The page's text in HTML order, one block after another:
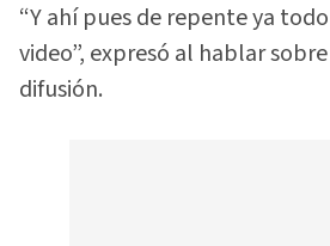
“Y ahí pues de repente ya
video”, expresó al hablar
difusión.